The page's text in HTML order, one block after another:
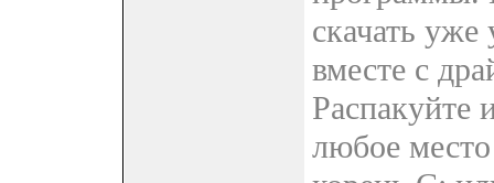
скачать
вместе с
Распакуйте
любое